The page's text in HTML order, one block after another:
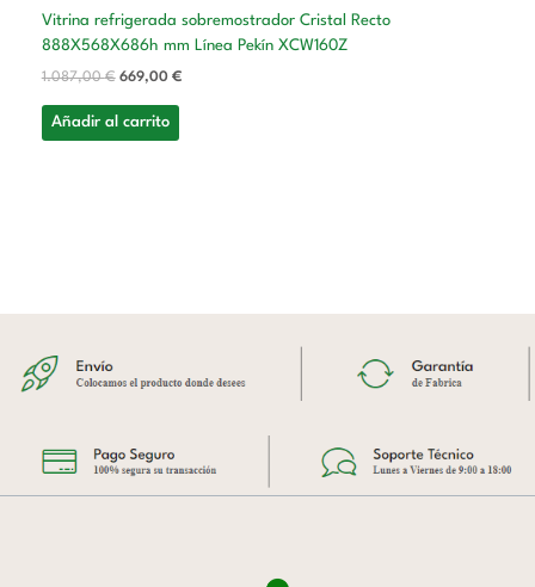
Vitrina refrigerada sobremostrador Cristal Recto
888X568X686h mm Línea Pekín XCW160Z
1.087,00€ 669,00 €
Añadir al carrito